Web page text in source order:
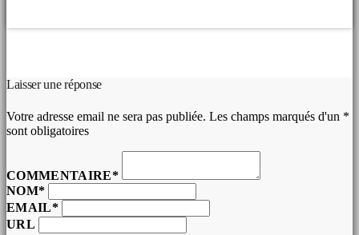
Laisser une réponse
Votre adresse email ne sera pas publiée. Les champs marqués d'un *
sont obligatoires
COMMENTAIRE*
NOM*
EMAIL*
URL